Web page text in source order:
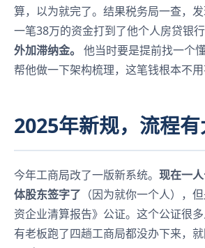
算，以为就完了。结果税务局一查，
一笔38万的资金打到了他个人房贷银行
外加滞纳金。 他当时要是提前找一个
帮他做一下架构梳理，这笔钱根本不用
2025年新规，流程
今年工商局改了一版新系统。 现在一
体股东签字了 （因为就你一个人），
资企业清算报告》公证。这个公证很
有老板跑了四趟工商局都没办下来，